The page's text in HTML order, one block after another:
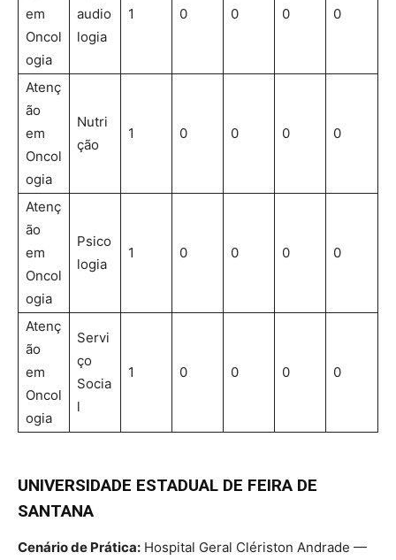
em
Oncol
ogia
audio
logia
1 0 0 0 0
Atenç
ão
em
Oncol
ogia
Nutri
ção
1 0 0 0 0
Atenç
ão
em
Oncol
ogia
Psico
logia
1 0 0 0 0
Atenç
ão
em
Oncol
ogia
Servi
ço
Socia
l
1 0 0 0 0
UNIVERSIDADE ESTADUAL DE FEIRA DE
SANTANA
Cenário de Prática: Hospital Geral Clériston Andrade —